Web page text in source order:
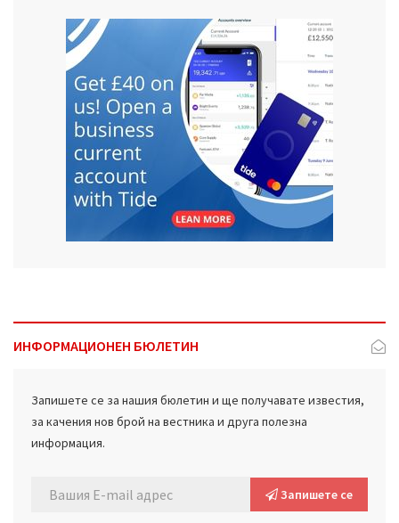
ИНФОРМАЦИОНЕН БЮЛЕТИН
Запишете се за нашия бюлетин и ще получавате известия,
за качения нов брой на вестника и друга полезна
информация.
Запишете се